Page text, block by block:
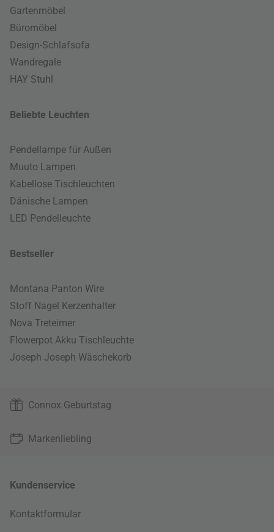
Gartenmöbel
Büromöbel
Design-Schlafsofa
Wandregale
HAY Stuhl
Beliebte Leuchten
Pendellampe für Außen
Muuto Lampen
Kabellose Tischleuchten
Dänische Lampen
LED Pendelleuchte
Bestseller
Montana Panton Wire
Stoff Nagel Kerzenhalter
Nova Treteimer
Flowerpot Akku Tischleuchte
Joseph Joseph Wäschekorb
Connox Geburtstag
Markenliebling
Kundenservice
Kontaktformular